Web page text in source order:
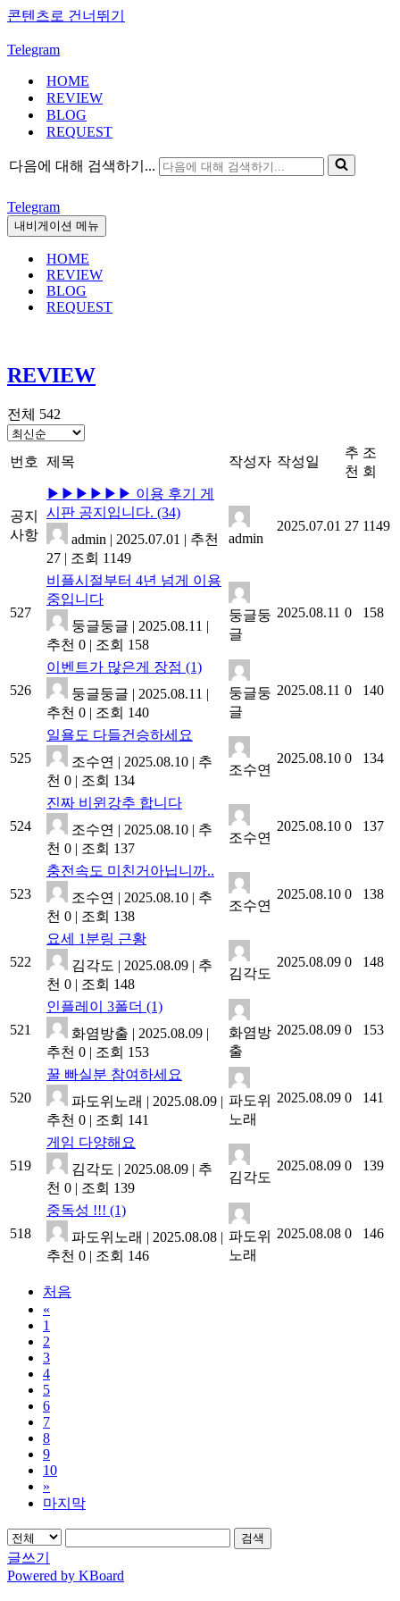
콘텐츠로 건너뛰기
Telegram
HOME
REVIEW
BLOG
REQUEST
다음에 대해 검색하기...
Telegram
내비게이션 메뉴
HOME
REVIEW
BLOG
REQUEST
REVIEW
전체 542
번호 제목 작성자 작성일
추
천
조
회
공지
사항
▶▶▶▶▶▶ 이용 후기 게
시판 공지입니다. (34)
admin | 2025.07.01 | 추천
27 | 조회 1149
admin
2025.07.01 27 1149
527
비플시절부터 4년 넘게 이용
중입니다
둥글둥글 | 2025.08.11 |
추천 0 | 조회 158
둥글둥
글
2025.08.11 0 158
526
이벤트가 많은게 장점 (1)
둥글둥글 | 2025.08.11 |
추천 0 | 조회 140
둥글둥
글
2025.08.11 0 140
525
일욜도 다들건승하세요
조수연 | 2025.08.10 | 추
천 0 | 조회 134
조수연
2025.08.10 0 134
524
진짜 비윈강추 합니다
조수연 | 2025.08.10 | 추
천 0 | 조회 137
조수연
2025.08.10 0 137
523
충전속도 미친거아닙니까..
조수연 | 2025.08.10 | 추
천 0 | 조회 138
조수연
2025.08.10 0 138
522
요세 1분링 근황
김각도 | 2025.08.09 | 추
천 0 | 조회 148
김각도
2025.08.09 0 148
521
인플레이 3폴더 (1)
화염방출 | 2025.08.09 |
추천 0 | 조회 153
화염방
출
2025.08.09 0 153
520
꿀 빠실분 참여하세요
파도위노래 | 2025.08.09 |
추천 0 | 조회 141
파도위
노래
2025.08.09 0 141
519
게임 다양해요
김각도 | 2025.08.09 | 추
천 0 | 조회 139
김각도
2025.08.09 0 139
518
중독성 !!! (1)
파도위노래 | 2025.08.08 |
추천 0 | 조회 146
파도위
노래
2025.08.08 0 146
처음
«
1
2
3
4
5
6
7
8
9
10
»
마지막
검색
글쓰기
Powered by KBoard